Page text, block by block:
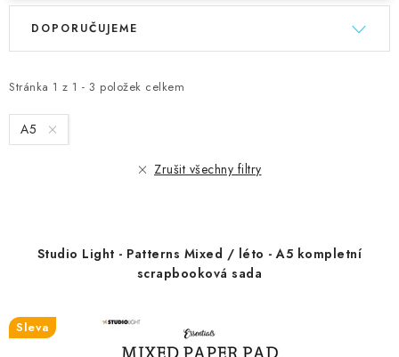
V
i
s
p
ů
Stránka 1 z 1 - 3 položek celkem
Ř
e
n
í
t
ů
DOPORUČUJEME
A5
Zrušit všechny filtry
Studio Light - Patterns Mixed / léto - A5 kompletní
scrapbooková sada
Sleva